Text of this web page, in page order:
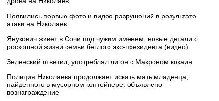
Появились первые фото и видео разрушений в результате
атаки на Николаев
Янукович живет в Сочи под чужим именем: новые детали о
роскошной жизни семьи беглого экс-президента (видео)
Зеленский ответил, употреблял ли он с Макроном кокаин
Полиция Николаева продолжает искать мать младенца,
найденного в мусорном контейнере: объявлено
вознаграждение